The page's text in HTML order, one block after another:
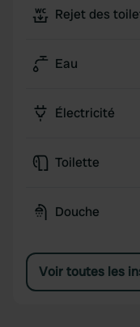
Rejet des
Eau
Électricité
Toilette
Douche
Voir toutes les